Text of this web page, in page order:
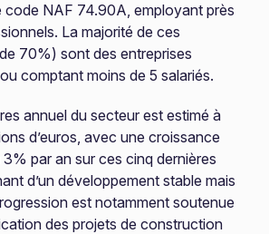
code NAF 74.90A, employant près
La majorité de ces
70%) sont des entreprises
comptant moins de 5 salariés.
annuel du secteur est estimé à
d’euros, avec une croissance
par an sur ces cinq dernières
d’un développement stable mais
est notamment soutenue
des projets de construction